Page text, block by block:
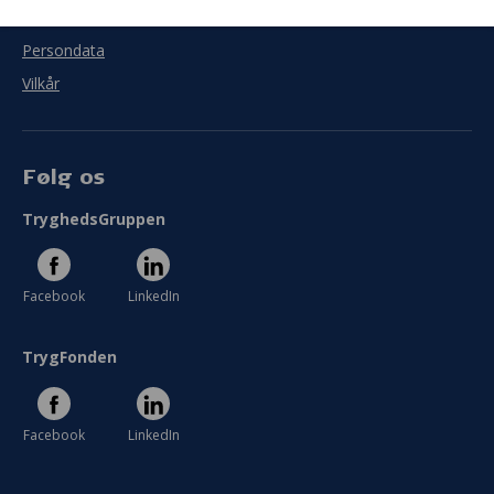
I meget ringe grad I meget høj grad
Se hele evaluering
Persondata
Vilkår
Følg os
TryghedsGruppen
Facebook LinkedIn
TrygFonden
Facebook LinkedIn